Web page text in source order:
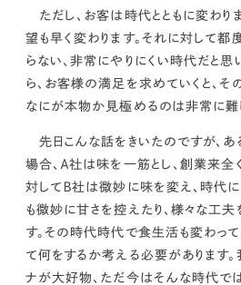
ただし、 お客は時代とともに変わり
望も早く変わります。それに対して
らない 、非常にやりにくい時代だと思
ら、お客様の満足を求めていくと、そ
なにが本物か見極めるのは非常に難
先日こんな話をきいたのですが、
場合、Ａ社は味を一筋とし、創業来全
対してＢ社は微妙に味を変え、時代
も微妙に甘さを控えたり、様々な工夫
す。その時代時代で食生活も変わって
て何をするか考える必要があります
ナが大好物、ただ今はそんな時代で